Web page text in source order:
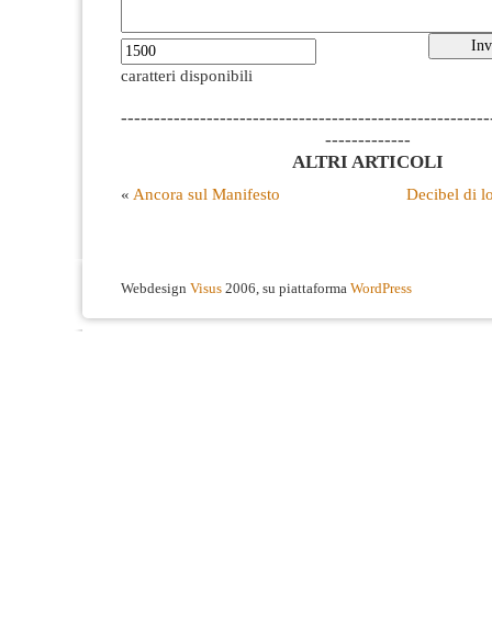
caratteri disponibili
-------------
ALTRI ARTICOLI
« Ancora sul Manifesto Decibel di
Webdesign Visus 2006, su piattaforma WordPress